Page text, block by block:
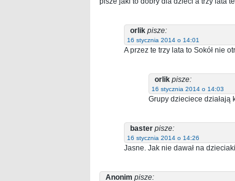
orlik pisze:
16 stycznia 2014 o 14:01
A przez te trzy lata to Sokół nie
orlik pisze:
16 stycznia 2014 o 14:03
Grupy dzieciece działają
baster pisze:
16 stycznia 2014 o 14:26
Jasne. Jak nie dawał na
Anonim pisze: